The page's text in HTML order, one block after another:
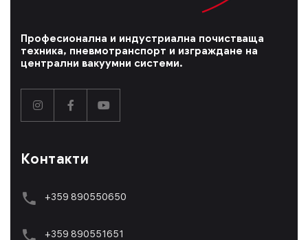
Професионална и индустриална почистваща
техника, пневмотранспорт и изграждане на
централни вакуумни системи.
Контакти
+359 890550650
+359 890551651